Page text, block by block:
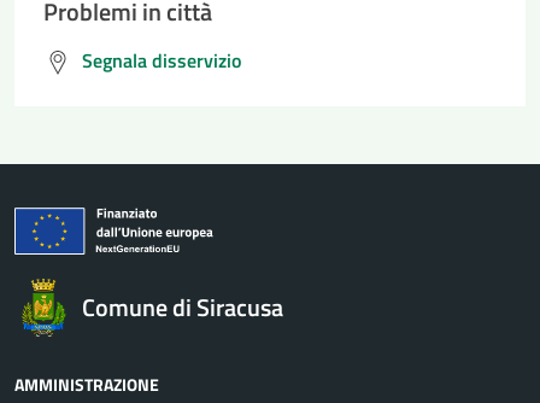
Problemi in città
Segnala disservizio
Comune di Siracusa
AMMINISTRAZIONE